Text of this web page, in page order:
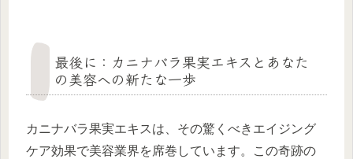
最後に：カニナバラ果実エキスとあなた
の美容への新たな一歩
カニナバラ果実エキスは、その驚くべきエイジング
ケア効果で美容業界を席巻しています。この奇跡の